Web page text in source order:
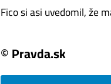
Fico si asi uvedomil, že
© Pravda.sk